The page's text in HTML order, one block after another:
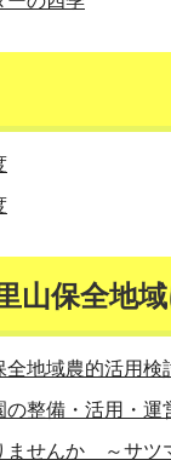
山保全地
地域農的活用検
整備・活用・運
ませんか ～サツ